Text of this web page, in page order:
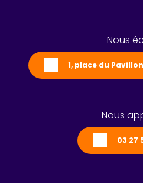
Nous
1, place du
Nous
03 27